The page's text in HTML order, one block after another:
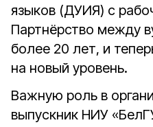
языков (ДУИЯ) с
Партнёрство между
более 20 лет, и
на новый уровень.
Важную роль в
выпускник НИУ